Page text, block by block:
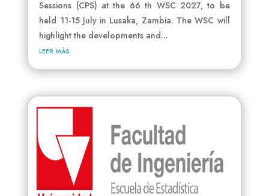
Sessions (CPS) at the 66 th WSC 2027, to be
held 11-15 July in Lusaka, Zambia. The WSC will
highlight the developments and...
leer más